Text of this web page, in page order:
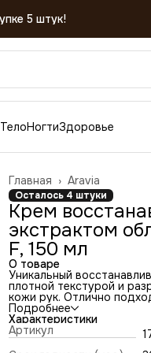
ТелоНогтиЗдоровье
Aravia
Главная ›
Осталось 4 штуки
Крем
экстрактом
F, 150 мл
О товаре
Уникальный
плотной текстурой и
кожи рук. Отлично
растрескиваниям,
интенсивного
чувством дискомфорта,
и устраняет шелушения
Подробнее
Характеристики
Артикул